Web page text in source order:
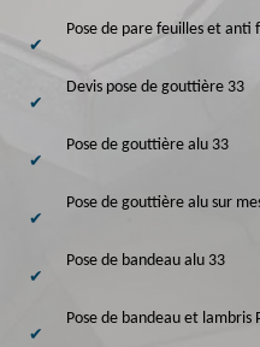
Pose de pare feuilles et
Devis pose de gouttière 33
Pose de gouttière alu 33
Pose de gouttière alu sur
Pose de bandeau alu 33
Pose de bandeau et lambris